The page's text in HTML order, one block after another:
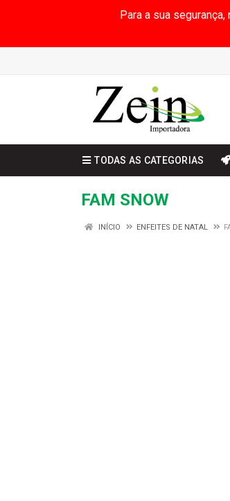
Para a sua
TODAS AS CATEGORIAS
FAM SNOW
INÍCIO ENFEITES DE NATAL